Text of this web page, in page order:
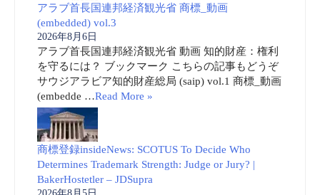
アラブ首長国連邦経済観光省 商標_動画
(embedded) vol.3
2026年8月6日
アラブ首長国連邦経済観光省 動画 知的財産：権利
を守るには？ ブックマーク こちらの記事もどうぞ
サウジアラビア知的財産総局 (saip) vol.1 商標_動画
(embedde …Read More »
商標登録insideNews: SCOTUS To Decide Who
Determines Trademark Strength: Judge or Jury? |
BakerHostetler – JDSupra